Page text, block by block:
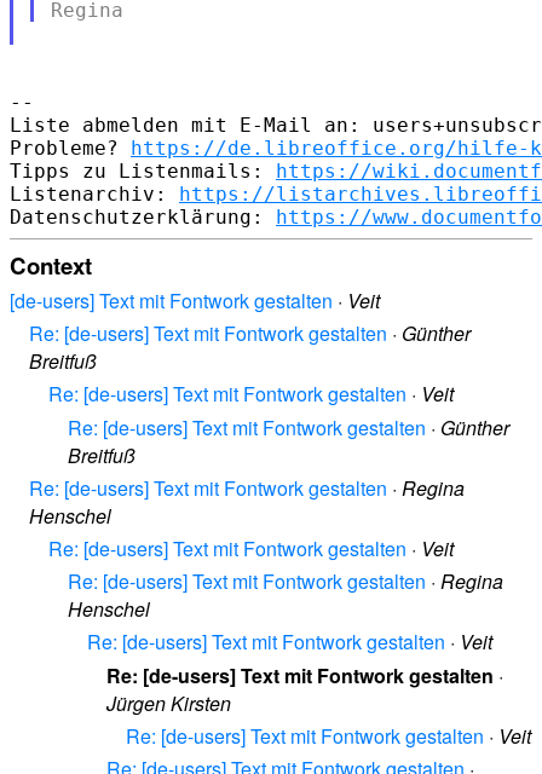
--
Liste abmelden mit E-Mail an:
Probleme? https://de.libreoffice.org/hilfe-
Tipps zu Listenmails: https://
Listenarchiv: https://
Datenschutzerklärung: https://
Context
[de-users] Text mit Fontwork gestalten · Veit
Re: [de-users] Text mit Fontwork gestalten · Günther
Breitfuß
Re: [de-users] Text mit Fontwork gestalten · Veit
Re: [de-users] Text mit Fontwork gestalten · Günther
Breitfuß
Re: [de-users] Text mit Fontwork gestalten · Regina
Henschel
Re: [de-users] Text mit Fontwork gestalten · Veit
Re: [de-users] Text mit Fontwork gestalten · Regina
Henschel
Re: [de-users] Text mit Fontwork gestalten · Veit
Re: [de-users] Text mit Fontwork gestalten ·
Jürgen Kirsten
Re: [de-users] Text mit Fontwork gestalten · Veit